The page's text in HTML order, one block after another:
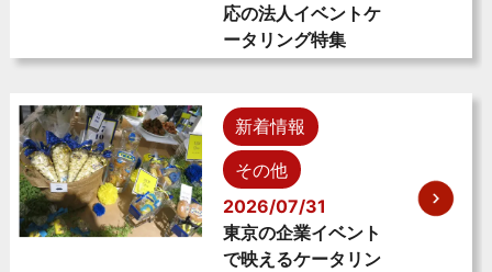
応の法人イベントケ
ータリング特集
新着情報
その他
2026/07/31
東京の企業イベント
で映えるケータリン